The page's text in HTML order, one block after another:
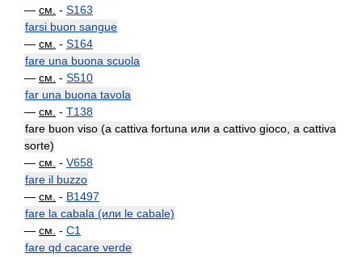
— см. - S163
farsi buon sangue
— см. - S164
fare una buona scuola
— см. - S510
far una buona tavola
— см. - T138
fare buon viso (a cattiva fortuna или a cattivo gioco, a cattiva
sorte)
— см. - V658
fare il buzzo
— см. - B1497
fare la cabala (или le cabale)
— см. - C1
fare qd cacare verde